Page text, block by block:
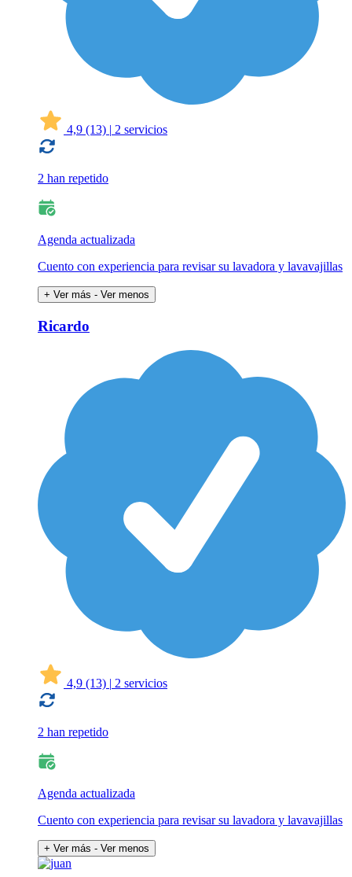
4,9 (13) | 2 servicios
2 han repetido
Agenda actualizada
Cuento con experiencia para revisar su lavadora y lavavajillas
+ Ver más - Ver menos
Ricardo
4,9 (13) | 2 servicios
2 han repetido
Agenda actualizada
Cuento con experiencia para revisar su lavadora y lavavajillas
+ Ver más - Ver menos